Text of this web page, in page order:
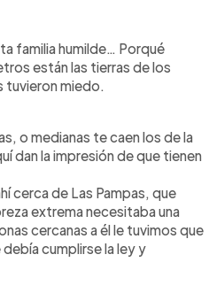
familia humilde… Porqué
están las tierras de los
tuvieron miedo.
o medianas te caen los de la
dan la impresión de que tienen
cerca de Las Pampas, que
extrema necesitaba una
cercanas a él le tuvimos que
cumplirse la ley y